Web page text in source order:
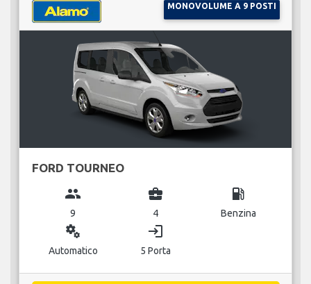
MONOVOLUME A 9 POSTI
FORD TOURNEO
group
9
business_center
4
local_gas_station
Benzina
miscellaneous_services
Automatico
login
5 Porta